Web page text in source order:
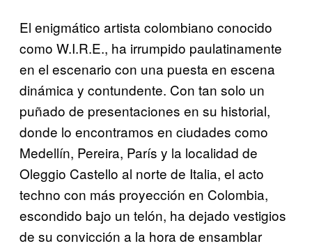
El enigmático artista colombiano conocido
como W.I.R.E., ha irrumpido paulatinamente
en el escenario con una puesta en escena
dinámica y contundente. Con tan solo un
puñado de presentaciones en su historial,
donde lo encontramos en ciudades como
Medellín, Pereira, París y la localidad de
Oleggio Castello al norte de Italia, el acto
techno con más proyección en Colombia,
escondido bajo un telón, ha dejado vestigios
de su convicción a la hora de ensamblar